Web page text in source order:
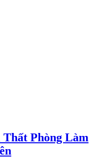
Phòng Làm